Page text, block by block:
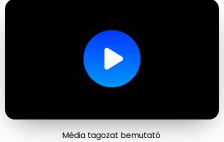
Média tagozat bemutató